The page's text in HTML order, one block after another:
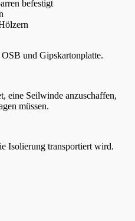
befestigt
und Gipskartonplatte.
eine Seilwinde anzuschaffen,
müssen.
Isolierung transportiert wird.